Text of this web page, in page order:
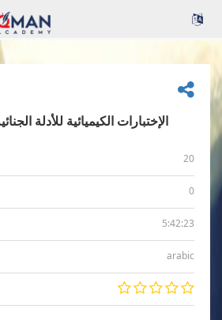
الإختبارات الكيميائية للأدلة
20
0
5:42:23
arabic